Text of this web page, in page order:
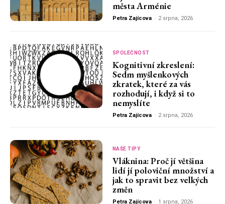
města Arménie
Petra Zajícova - 2 srpna, 2026
SPOLEČNOST
Kognitivní zkreslení:
Sedm myšlenkových
zkratek, které za vás
rozhodují, i když si to
nemyslíte
Petra Zajícova - 2 srpna, 2026
NAŠE TIPY
Vláknina: Proč jí většina
lidí jí poloviční množství a
jak to spravit bez velkých
změn
Petra Zajícova - 1 srpna, 2026